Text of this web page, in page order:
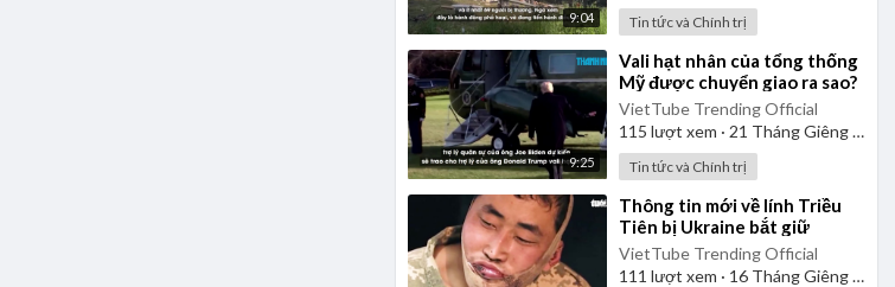
9:04 Tin tức và Chính trị
9:25
⁣Vali hạt nhân của tổng thống
Mỹ được chuyển giao ra sao?
VietTube Trending Official
115 lượt xem · 21 Tháng Giêng 2025
Tin tức và Chính trị
⁣Thông tin mới về lính Triều
Tiên bị Ukraine bắt giữ
VietTube Trending Official
111 lượt xem · 16 Tháng Giêng 2025